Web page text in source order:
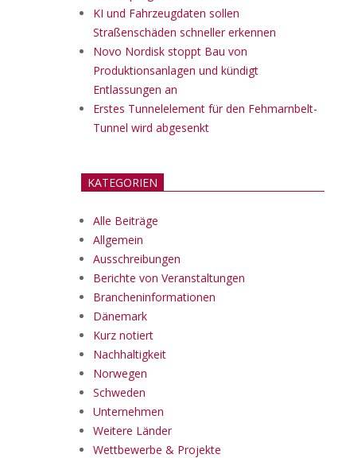
KI und Fahrzeugdaten sollen
Straßenschäden schneller erkennen
Novo Nordisk stoppt Bau von
Produktionsanlagen und kündigt
Entlassungen an
Erstes Tunnelelement für den Fehmarnbelt-
Tunnel wird abgesenkt
KATEGORIEN
Alle Beiträge
Allgemein
Ausschreibungen
Berichte von Veranstaltungen
Brancheninformationen
Dänemark
Kurz notiert
Nachhaltigkeit
Norwegen
Schweden
Unternehmen
Weitere Länder
Wettbewerbe & Projekte